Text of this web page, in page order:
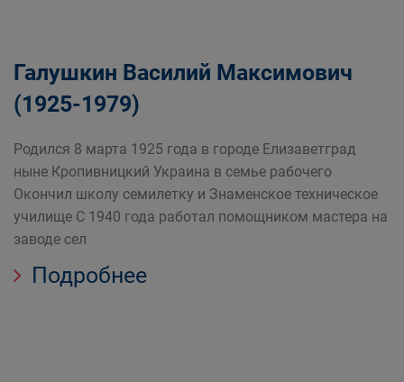
Галушкин Василий Максимович
(1925-1979)
Родился 8 марта 1925 года в городе Елизаветград
ныне Кропивницкий Украина в семье рабочего
Окончил школу семилетку и Знаменское техническое
училище С 1940 года работал помощником мастера на
заводе сел
Подробнее